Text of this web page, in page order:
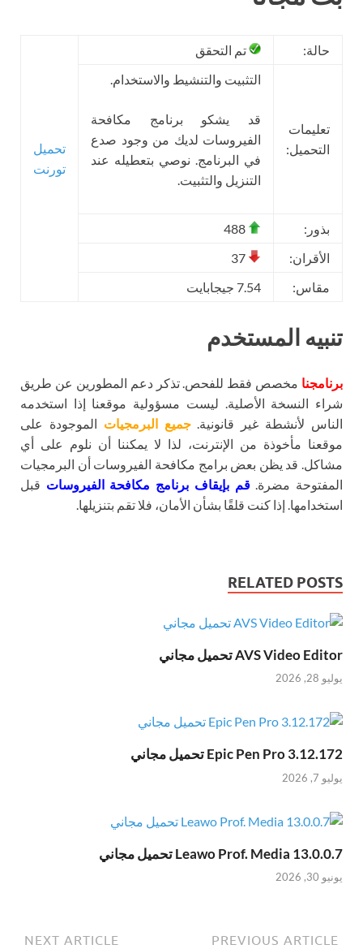
حالة: تم التحقق
تحميل
تورنت
تعليمات
التحميل:
التثبيت والتنشيط والاستخدام.
قد يشكو برنامج مكافحة
الفيروسات لديك من وجود صدع
في البرنامج. نوصي بتعطيله عند
التنزيل والتثبيت.
بذور:
الأقران:
مقاس:
7.54 جيجابايت
تنبيه المستخدم
برنامجنا مخصص فقط للفحص. تذكر دعم المطورين عن طريق
شراء النسخة الأصلية. ليست مسؤولية موقعنا إذا استخدمه
الناس لأنشطة غير قانونية.جميع البرمجيات الموجودة على
موقعنا مأخوذة من الإنترنت، لذا لا يمكننا أن نلوم على أي
مشاكل. قد يظن بعض برامج مكافحة الفيروسات أن البرمجيات
المفتوحة مضرة.قم بإيقاف برنامج مكافحة الفيروسات قبل
استخدامها. إذا كنت قلقًا بشأن الأمان، فلا تقم بتنزيلها.
RELATED POSTS
AVS Video Editor تحميل مجاني
يوليو 28, 2026
Epic Pen Pro 3.12.172 تحميل مجاني
يوليو 7, 2026
Leawo Prof. Media 13.0.0.7 تحميل مجاني
يونيو 30, 2026
PREVIOUS ARTICLE
NEXT ARTICLE